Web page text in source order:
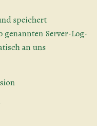
speichert
Server-Log-
an uns